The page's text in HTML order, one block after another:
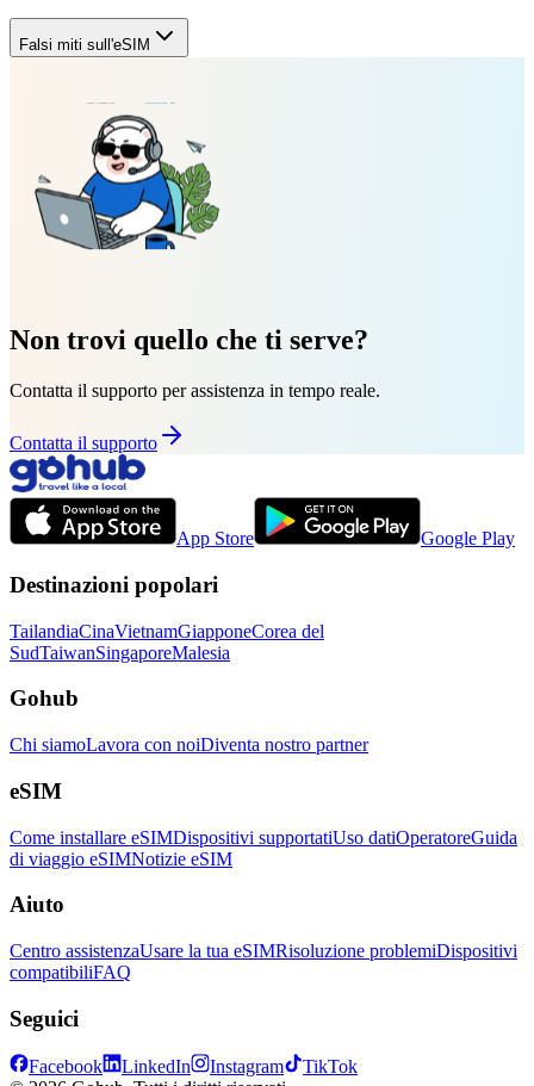
Falsi miti sull'eSIM
Non trovi quello che ti serve?
Contatta il supporto per assistenza in tempo reale.
Contatta il supporto
App Store Google Play
Destinazioni popolari
TailandiaCinaVietnamGiapponeCorea del
SudTaiwanSingaporeMalesia
Gohub
Chi siamoLavora con noiDiventa nostro partner
eSIM
Come installare eSIMDispositivi supportatiUso datiOperatoreGuida
di viaggio eSIMNotizie eSIM
Aiuto
Centro assistenzaUsare la tua eSIMRisoluzione problemiDispositivi
compatibiliFAQ
Seguici
Facebook LinkedIn Instagram
TikTok